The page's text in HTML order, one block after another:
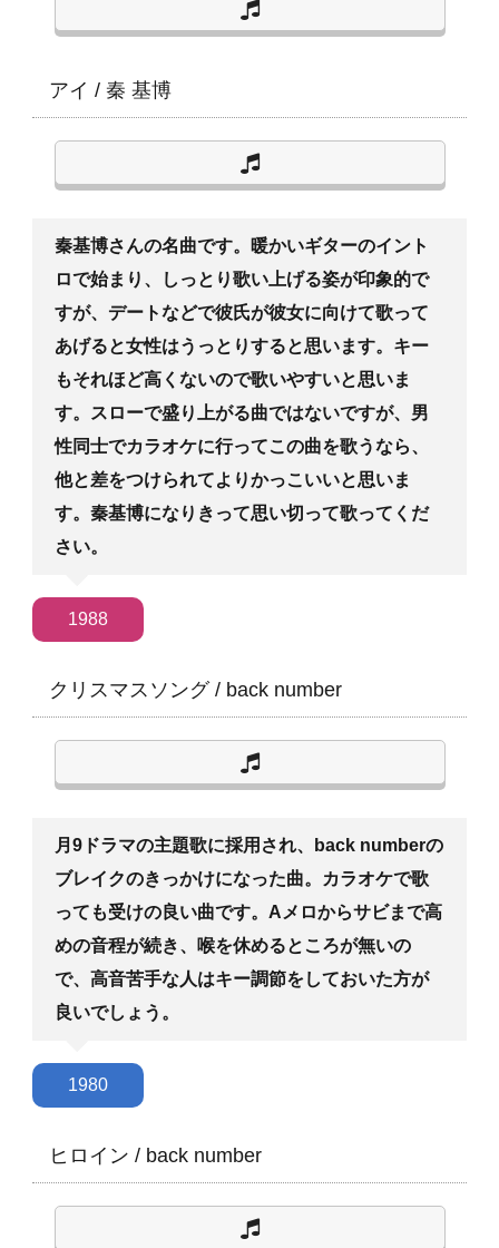
アイ / 秦 基博
秦基博さんの名曲です。暖かいギターのイント
ロで始まり、しっとり歌い上げる姿が印象的で
すが、デートなどで彼氏が彼女に向けて歌って
あげると女性はうっとりすると思います。キー
もそれほど高くないので歌いやすいと思いま
す。スローで盛り上がる曲ではないですが、男
性同士でカラオケに行ってこの曲を歌うなら、
他と差をつけられてよりかっこいいと思いま
す。秦基博になりきって思い切って歌ってくだ
さい。
1988
クリスマスソング/ back number
月9ドラマの主題歌に採用され、back numberの
ブレイクのきっかけになった曲。カラオケで歌
っても受けの良い曲です。Aメロからサビまで高
めの音程が続き、喉を休めるところが無いの
で、高音苦手な人はキー調節をしておいた方が
良いでしょう。
1980
ヒロイン / back number